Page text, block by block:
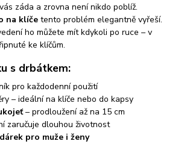
záda a zrovna není nikdo poblíž.
na klíče tento problém elegantně vyřeší.
ho můžete mít kdykoli po ruce – v
ke klíčům.
s drbátkem:
pro každodenní použití
– ideální na klíče nebo do kapsy
– prodloužení až na 15 cm
zaručuje dlouhou životnost
pro muže i ženy